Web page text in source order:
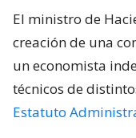
El ministro de
creación de una
un economista
técnicos de
Estatuto